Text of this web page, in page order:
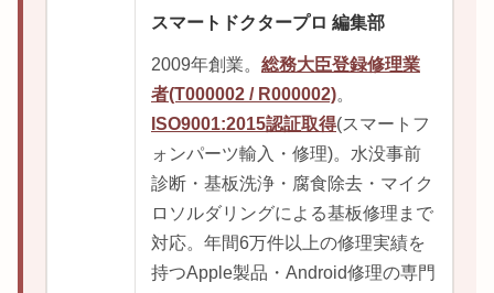
スマートドクタープロ 編集部
2009年創業。 総務大臣登録修理業
者(T000002 / R000002)。
ISO9001:2015認証取得(スマートフ
ォンパーツ輸入・修理)。水没事前
診断・基板洗浄・腐食除去・マイク
ロソルダリングによる基板修理まで
対応。年間6万件以上の修理実績を
持つApple製品・Android修理の専門